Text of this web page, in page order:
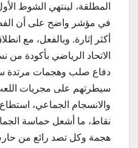
في مؤشر واضح على أن
أكثر إثارة. وبالفعل، مع
الاتحاد الرياضي بأكودة
دفاع صلب وهجمات مرتدة
سيطرتهم على مجريات
والانسجام الجماعي، استطاع
نقاط، ما أشعل حماسة
هجمة وكل تصد رائع من